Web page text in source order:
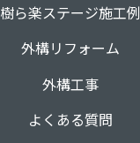
樹ら楽ステージ施工例
外構リフォーム
外構工事
よくある質問